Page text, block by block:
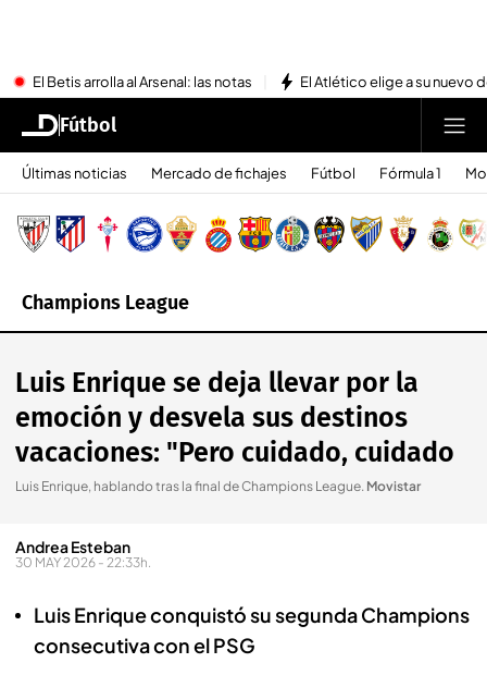
El Betis arrolla al Arsenal: las notas El Atlético elige a su nuevo
Fútbol
Últimas noticias Mercado de fichajes Fútbol Fórmula 1
Champions League
Luis Enrique se deja llevar por la
emoción y desvela sus destinos
vacaciones: "Pero cuidado, cuidado
Luis Enrique, hablando tras la final de Champions League. Movistar
Andrea Esteban
30 MAY 2026 - 22:33h.
Luis Enrique conquistó su segunda Champions
consecutiva con el PSG